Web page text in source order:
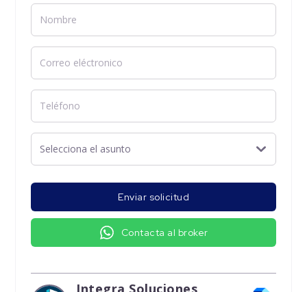
Enviar solicitud
Contacta al broker
Integra Soluciones